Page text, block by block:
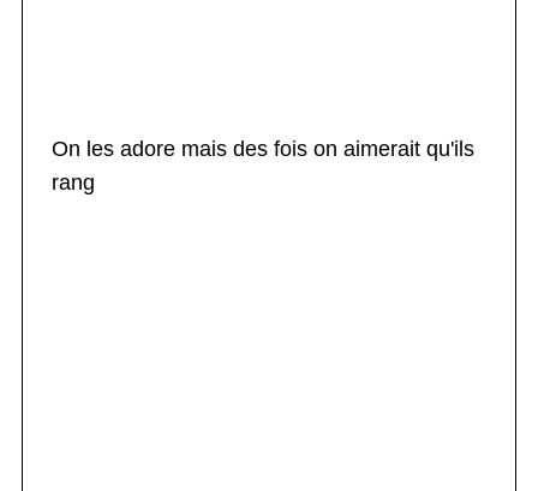
On les adore mais des fois on aimerait qu'ils
rang